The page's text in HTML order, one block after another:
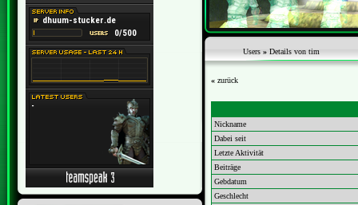
Users » Details von tim
« zurück
Nickname
Dabei seit
Letzte Aktivität
Beiträge
Gebdatum
Geschlecht